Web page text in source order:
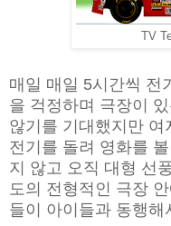
TV
매일 매일 5시간씩 전
을 걱정하며 극장이
않기를 기대했지만
전기를 돌려 영화를
지 않고 오직 대형 선
도의 전형적인 극장
들이 아이들과 동행